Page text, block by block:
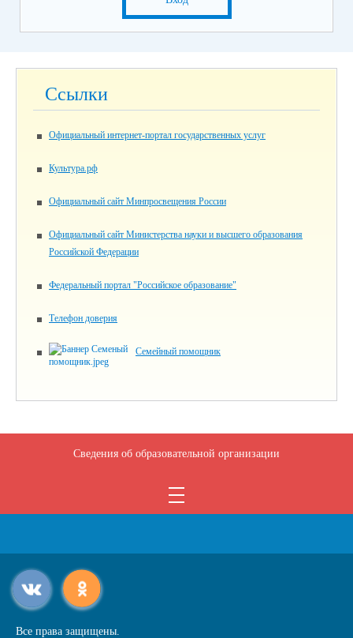
Ссылки
Официальный интернет-портал государственных услуг
Культура.рф
Официальный сайт Минпросвещения России
Официальный сайт Министерства науки и высшего образования
Российской Федерации
Федеральный портал "Российское образование"
Телефон доверия
Семейный помощник
Сведения об образовательной организации
Все права защищены.